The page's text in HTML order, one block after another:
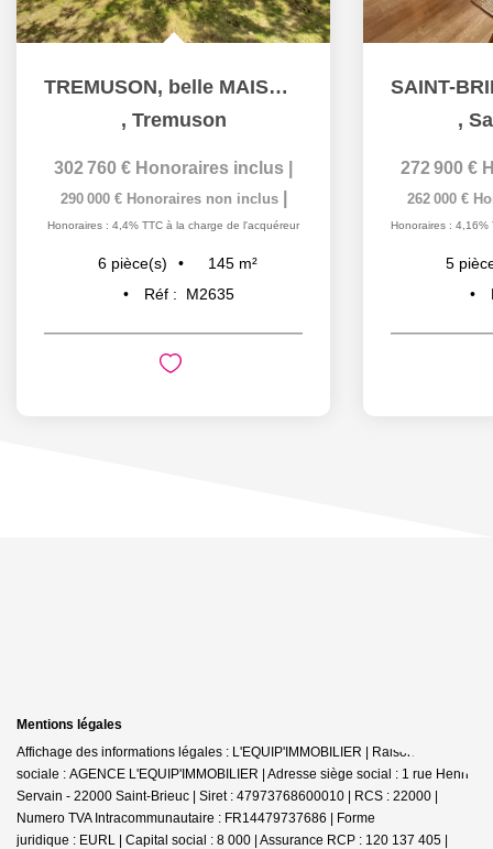
TREMUSON, belle MAISON de PLAIN PIED
, Tremuson
302 760 € Honoraires inclus
290 000 € Honoraires non inclus
Honoraires : 4,4% TTC à la charge de l'acquéreur
6 pièce(s) 145 m²
Réf :
M2635
,
272 900 €
262 000 €
Honoraires : 4,16%
5
Mentions légales
Affichage des informations légales : L'EQUIP'IMMOBILIER | Raison
sociale : AGENCE L'EQUIP'IMMOBILIER | Adresse siège social : 1 rue Henri
Servain - 22000 Saint-Brieuc | Siret : 47973768600010 | RCS : 22000 |
Numero TVA Intracommunautaire : FR14479737686 | Forme
juridique : EURL | Capital social : 8 000 | Assurance RCP : 120 137 405 |